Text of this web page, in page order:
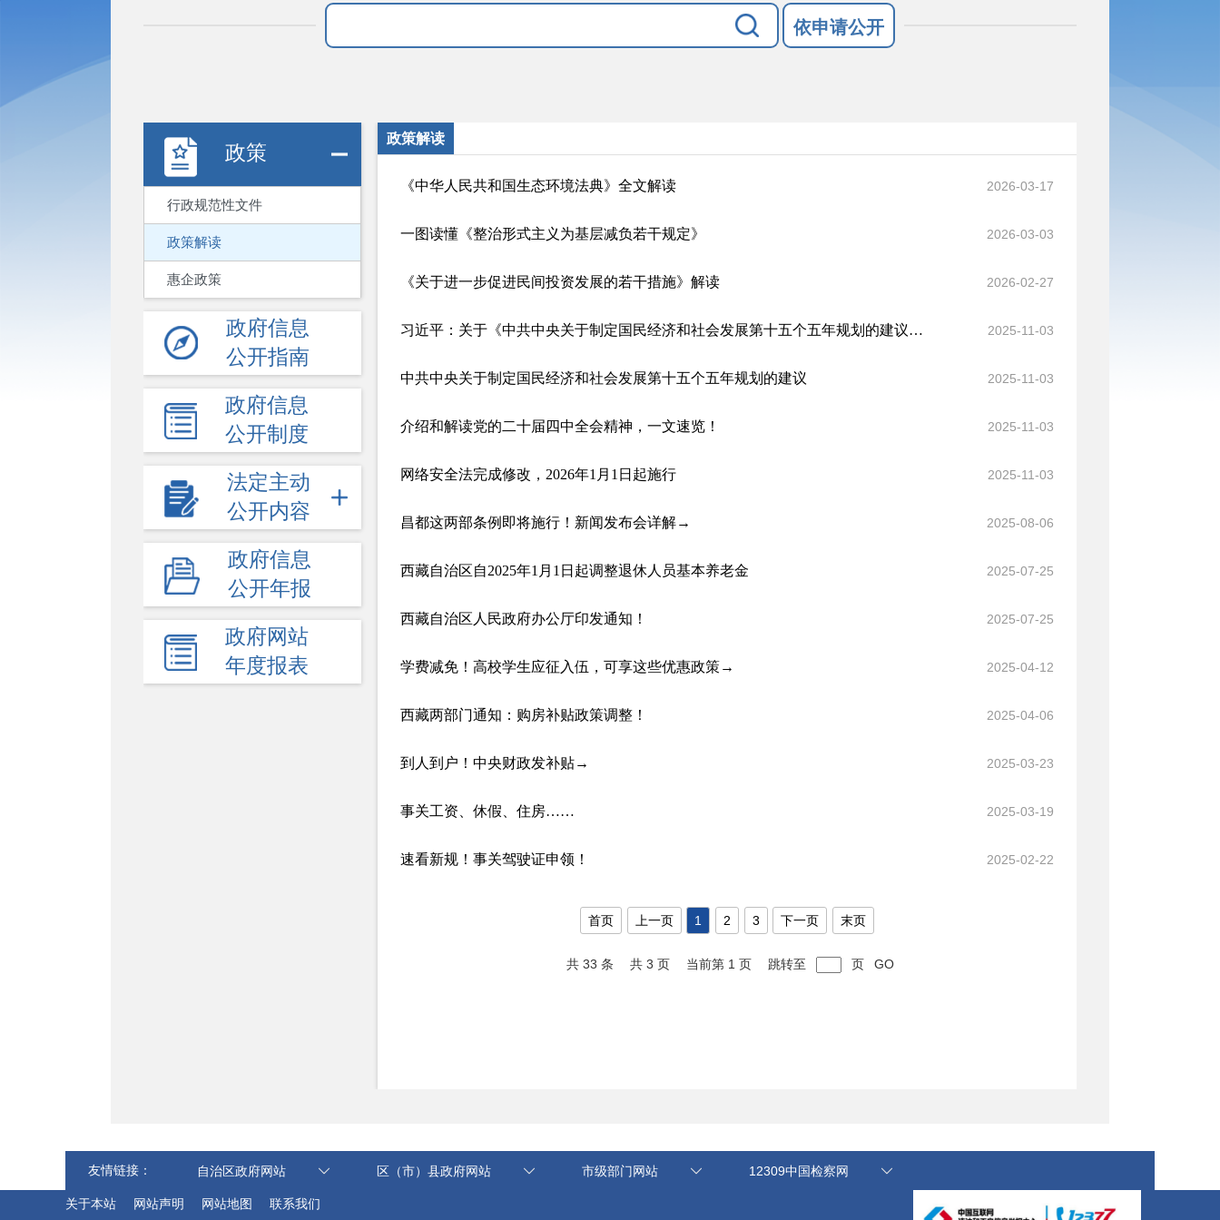
依申请公开
政策
行政规范性文件
政策解读
惠企政策
政府信息
公开指南
政府信息
公开制度
法定主动
公开内容
政府信息
公开年报
政府网站
年度报表
政策解读
《中华人民共和国生态环境法典》全文解读 2026-03-17
一图读懂《整治形式主义为基层减负若干规定》 2026-03-03
《关于进一步促进民间投资发展的若干措施》解读 2026-02-27
习近平：关于《中共中央关于制定国民经济和社会发展第十五个五年规划的建议》的说明 2025-11-03
中共中央关于制定国民经济和社会发展第十五个五年规划的建议 2025-11-03
介绍和解读党的二十届四中全会精神，一文速览！ 2025-11-03
网络安全法完成修改，2026年1月1日起施行 2025-11-03
昌都这两部条例即将施行！新闻发布会详解→ 2025-08-06
西藏自治区自2025年1月1日起调整退休人员基本养老金 2025-07-25
西藏自治区人民政府办公厅印发通知！ 2025-07-25
学费减免！高校学生应征入伍，可享这些优惠政策→ 2025-04-12
西藏两部门通知：购房补贴政策调整！ 2025-04-06
到人到户！中央财政发补贴→ 2025-03-23
事关工资、休假、住房…… 2025-03-19
速看新规！事关驾驶证申领！ 2025-02-22
首页 上一页 1 2 3 下一页 末页
共 33 条 共 3 页 当前第 1 页 跳转至 页 GO
友情链接： 自治区政府网站 区（市）县政府网站 市级部门网站 12309中国检察网
关于本站 网站声明 网站地图 联系我们